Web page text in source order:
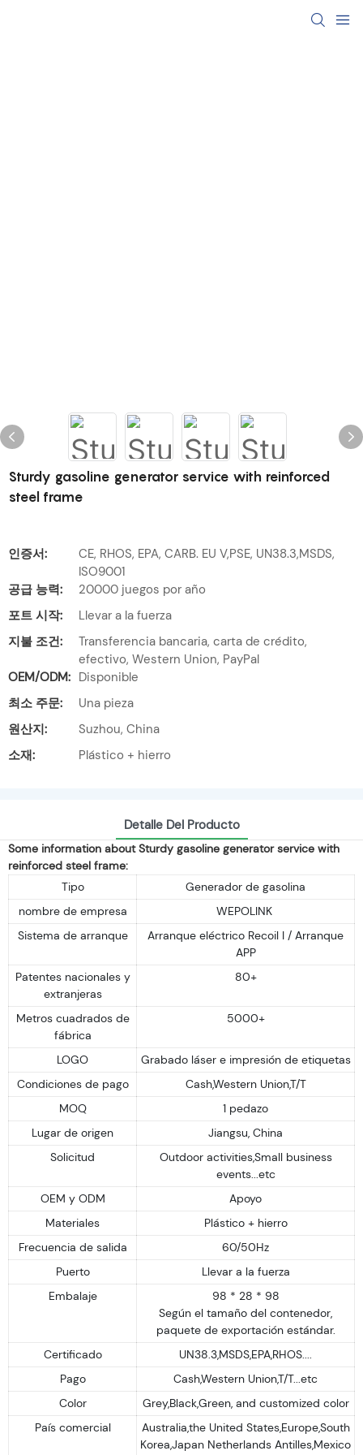
Sturdy gasoline generator service with reinforced
steel frame
인증서:
CE, RHOS, EPA, CARB. EU V,PSE, UN38.3,MSDS,
ISO9001
공급 능력:
20000 juegos por año
포트 시작:
Llevar a la fuerza
지불 조건:
Transferencia bancaria, carta de crédito,
efectivo, Western Union, PayPal
OEM/ODM: Disponible
최소 주문:
Una pieza
원산지:
Suzhou, China
소재:
Plástico + hierro
Detalle Del Producto
Some information about Sturdy gasoline generator service with
reinforced steel frame:
Tipo
Generador de gasolina
nombre de empresa
WEPOLINK
Sistema de arranque
Arranque eléctrico Recoil I / Arranque
APP
Patentes nacionales y
extranjeras
80+
Metros cuadrados de
fábrica
5000+
LOGO
Grabado láser e impresión de etiquetas
Condiciones de pago
Cash,Western Union,T/T
MOQ
1 pedazo
Lugar de origen
Jiangsu, China
Solicitud
Outdoor activities,Small business
events...etc
OEM y ODM
Apoyo
Materiales
Plástico + hierro
Frecuencia de salida
60/50Hz
Puerto
Llevar a la fuerza
Embalaje
98 * 28 * 98
Según el tamaño del contenedor,
paquete de exportación estándar.
Certificado
UN38.3,MSDS,EPA,RHOS....
Pago
Cash,Western Union,T/T...etc
Color
Grey,Black,Green, and customized color
País comercial
Australia,the United States,Europe,South
Korea,Japan Netherlands Antilles,Mexico